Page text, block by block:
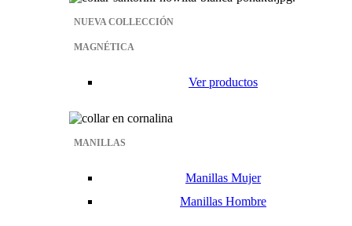
NUEVA COLLECCIÓN
MAGNÉTICA
Ver productos
MANILLAS
Manillas Mujer
Manillas Hombre